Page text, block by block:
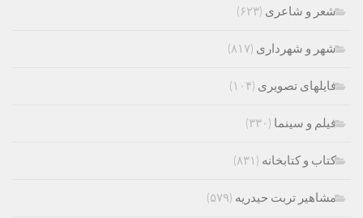
شعر و شاعری (۶۲۳)
شهر و شهرداری (۸۱۷)
فایلهای تصویری (۱۰۴)
فیلم و سینما (۳۳۰)
کتاب و کتابخانه (۸۳۱)
مشاهیر تربت حیدریه (۵۷۹)